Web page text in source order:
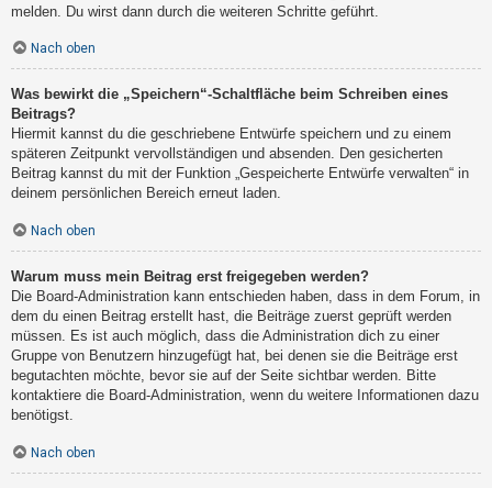
melden. Du wirst dann durch die weiteren Schritte geführt.
Nach oben
Was bewirkt die „Speichern“-Schaltfläche beim Schreiben eines
Beitrags?
Hiermit kannst du die geschriebene Entwürfe speichern und zu einem
späteren Zeitpunkt vervollständigen und absenden. Den gesicherten
Beitrag kannst du mit der Funktion „Gespeicherte Entwürfe verwalten“ in
deinem persönlichen Bereich erneut laden.
Nach oben
Warum muss mein Beitrag erst freigegeben werden?
Die Board-Administration kann entschieden haben, dass in dem Forum, in
dem du einen Beitrag erstellt hast, die Beiträge zuerst geprüft werden
müssen. Es ist auch möglich, dass die Administration dich zu einer
Gruppe von Benutzern hinzugefügt hat, bei denen sie die Beiträge erst
begutachten möchte, bevor sie auf der Seite sichtbar werden. Bitte
kontaktiere die Board-Administration, wenn du weitere Informationen dazu
benötigst.
Nach oben